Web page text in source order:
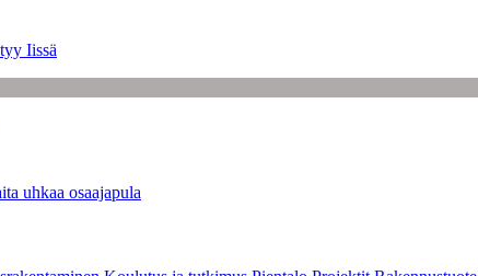
Iissä
uhkaa osaajapula